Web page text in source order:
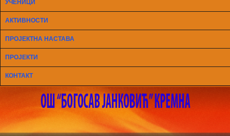
УЧЕНИЦИ
АКТИВНОСТИ
ПРОЈЕКТНА НАСТАВА
ПРОЈЕКТИ
КОНТАКТ